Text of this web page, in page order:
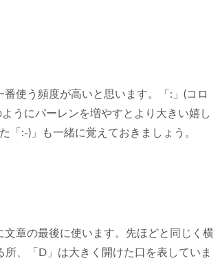
使う頻度が高いと思います。「:」(コロ
うにパーレンを増やすとより大きい嬉し
「:-)」も一緒に覚えておきましょう。
章の最後に使います。先ほどと同じく横
、「D」は大きく開けた口を表していま